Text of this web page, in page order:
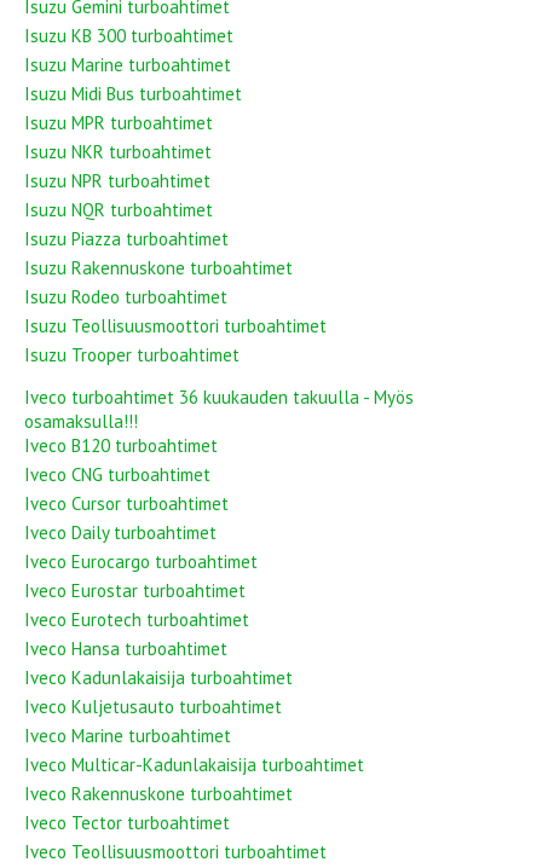
Isuzu Gemini turboahtimet
Isuzu KB 300 turboahtimet
Isuzu Marine turboahtimet
Isuzu Midi Bus turboahtimet
Isuzu MPR turboahtimet
Isuzu NKR turboahtimet
Isuzu NPR turboahtimet
Isuzu NQR turboahtimet
Isuzu Piazza turboahtimet
Isuzu Rakennuskone turboahtimet
Isuzu Rodeo turboahtimet
Isuzu Teollisuusmoottori turboahtimet
Isuzu Trooper turboahtimet
Iveco turboahtimet 36 kuukauden takuulla - Myös
osamaksulla!!!
Iveco B120 turboahtimet
Iveco CNG turboahtimet
Iveco Cursor turboahtimet
Iveco Daily turboahtimet
Iveco Eurocargo turboahtimet
Iveco Eurostar turboahtimet
Iveco Eurotech turboahtimet
Iveco Hansa turboahtimet
Iveco Kadunlakaisija turboahtimet
Iveco Kuljetusauto turboahtimet
Iveco Marine turboahtimet
Iveco Multicar-Kadunlakaisija turboahtimet
Iveco Rakennuskone turboahtimet
Iveco Tector turboahtimet
Iveco Teollisuusmoottori turboahtimet